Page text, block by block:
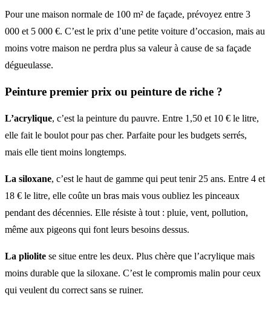
Pour une maison normale de 100 m² de façade, prévoyez entre 3
000 et 5 000 €. C’est le prix d’une petite voiture d’occasion, mais au
moins votre maison ne perdra plus sa valeur à cause de sa façade
dégueulasse.
Peinture premier prix ou peinture de riche ?
L’acrylique, c’est la peinture du pauvre. Entre 1,50 et 10 € le litre,
elle fait le boulot pour pas cher. Parfaite pour les budgets serrés,
mais elle tient moins longtemps.
La siloxane, c’est le haut de gamme qui peut tenir 25 ans. Entre 4 et
18 € le litre, elle coûte un bras mais vous oubliez les pinceaux
pendant des décennies. Elle résiste à tout : pluie, vent, pollution,
même aux pigeons qui font leurs besoins dessus.
La pliolite se situe entre les deux. Plus chère que l’acrylique mais
moins durable que la siloxane. C’est le compromis malin pour ceux
qui veulent du correct sans se ruiner.